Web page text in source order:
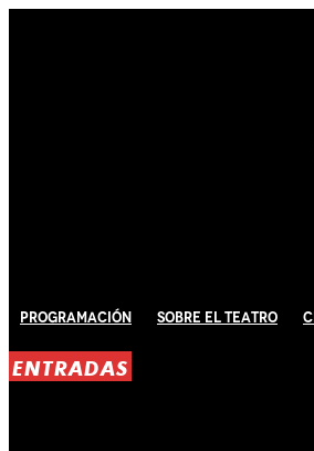
Programación Sobre El Teatro
ENTRADAS